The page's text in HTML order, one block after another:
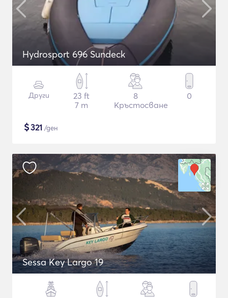
Hydrosport 696 Sundeck
Други
23 ft
7 m
8
Кръстосване
0
$321 /ден
Sessa Key Largo 19